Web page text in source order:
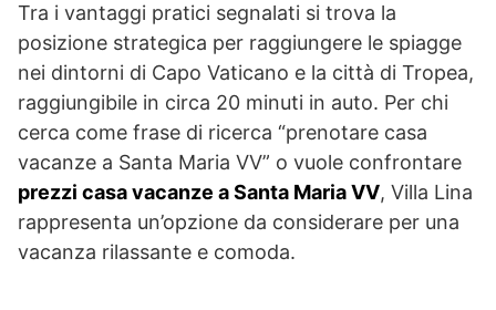
Tra i vantaggi pratici segnalati si trova la
posizione strategica per raggiungere le spiagge
nei dintorni di Capo Vaticano e la città di Tropea,
raggiungibile in circa 20 minuti in auto. Per chi
cerca come frase di ricerca “prenotare casa
vacanze a Santa Maria VV” o vuole confrontare
prezzi casa vacanze a Santa Maria VV, Villa Lina
rappresenta un’opzione da considerare per una
vacanza rilassante e comoda.